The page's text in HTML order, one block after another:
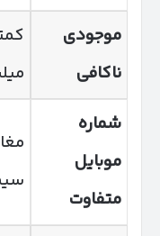
موجودی
ناکافی
شماره
موبایل
متفاوت